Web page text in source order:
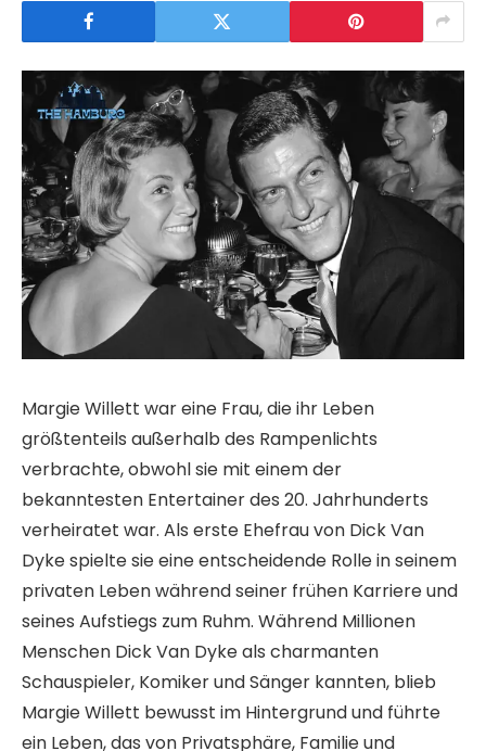
Margie Willett war eine Frau, die ihr Leben
größtenteils außerhalb des Rampenlichts
verbrachte, obwohl sie mit einem der
bekanntesten Entertainer des 20. Jahrhunderts
verheiratet war. Als erste Ehefrau von Dick Van
Dyke spielte sie eine entscheidende Rolle in seinem
privaten Leben während seiner frühen Karriere und
seines Aufstiegs zum Ruhm. Während Millionen
Menschen Dick Van Dyke als charmanten
Schauspieler, Komiker und Sänger kannten, blieb
Margie Willett bewusst im Hintergrund und führte
ein Leben, das von Privatsphäre, Familie und